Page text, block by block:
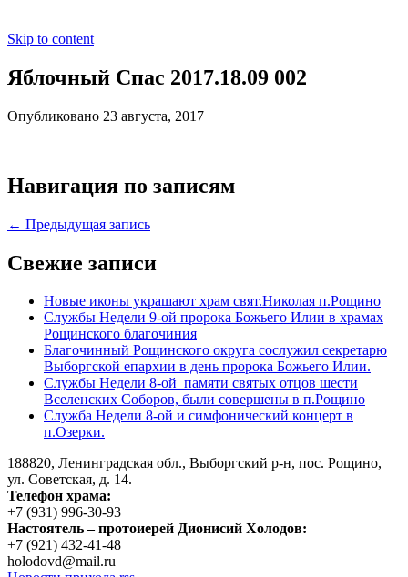
Skip to content
Яблочный Спас 2017.18.09 002
Опубликовано 23 августа, 2017
Навигация по записям
← Предыдущая запись
Свежие записи
Новые иконы украшают храм свят.Николая п.Рощино
Службы Недели 9-ой пророка Божьего Илии в храмах
Рощинского благочиния
Благочинный Рощинского округа сослужил секретарю
Выборгской епархии в день пророка Божьего Илии.
Службы Недели 8-ой памяти святых отцов шести
Вселенских Соборов, были совершены в п.Рощино
Служба Недели 8-ой и симфонический концерт в
п.Озерки.
188820, Ленинградская обл., Выборгский р-н, пос. Рощино,
ул. Советская, д. 14.
Телефон храма:
+7 (931) 996-30-93
Настоятель – протоиерей Дионисий Холодов:
+7 (921) 432-41-48
holodovd@mail.ru